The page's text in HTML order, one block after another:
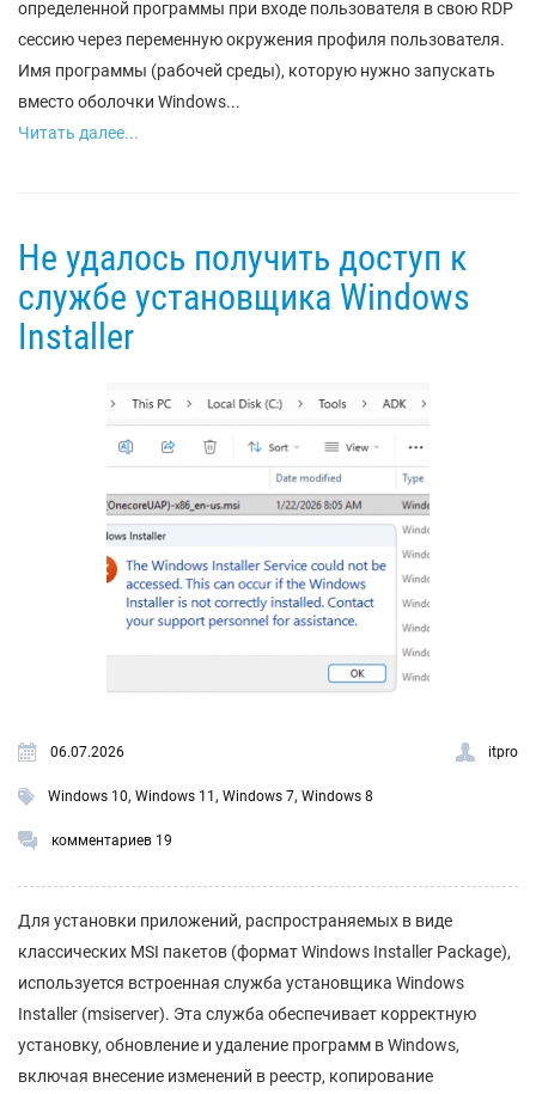
определенной программы при входе пользователя в свою RDP
сессию через переменную окружения профиля пользователя.
Имя программы (рабочей среды), которую нужно запускать
вместо оболочки Windows...
Читать далее...
Не удалось получить доступ к
службе установщика Windows
Installer
06.07.2026 itpro
Windows 10, Windows 11 , Windows 7, Windows 8
комментариев 19
Для установки приложений, распространяемых в виде
классических MSI пакетов (формат Windows Installer Package),
используется встроенная служба установщика Windows
Installer (msiserver). Эта служба обеспечивает корректную
установку, обновление и удаление программ в Windows,
включая внесение изменений в реестр, копирование